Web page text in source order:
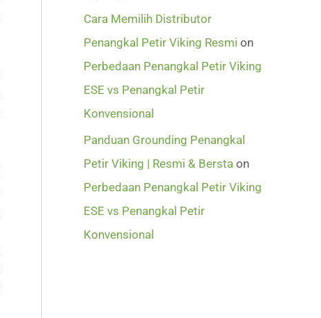
Cara Memilih Distributor
Penangkal Petir Viking Resmi on
Perbedaan Penangkal Petir Viking
ESE vs Penangkal Petir
Konvensional
Panduan Grounding Penangkal
Petir Viking | Resmi & Bersta on
Perbedaan Penangkal Petir Viking
ESE vs Penangkal Petir
Konvensional